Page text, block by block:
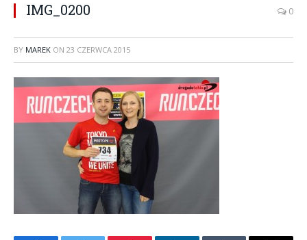
IMG_0200 0
BY MAREK ON 23 CZERWCA 2015